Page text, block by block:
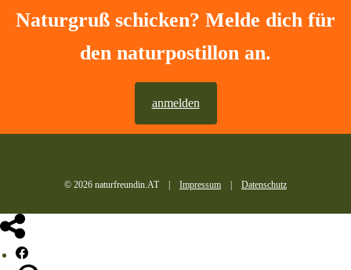
Naturgruß schicken? Melde dich für
den naturpostillon an.
anmelden
© 2026 naturfreundin.AT | Impressum Datenschutz